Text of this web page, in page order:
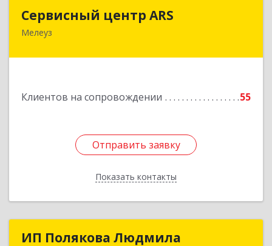
Сервисный центр ARS
Мелеуз
Клиентов на сопровождении 55
Отправить заявку
Показать контакты
Отправить заявку
Назад
ИП Полякова Людмила
ИП Полякова Людмила